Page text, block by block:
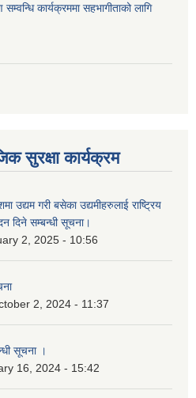
सम्वन्धि कार्यक्रममा सहभागीताको लागि
सुरक्षा कार्यक्रम
उद्यम गरी बसेका उद्यमीहरुलाई राष्‍ट्रिय
दिने सम्बन्धी सूचना।
2, 2025 - 10:56
2, 2024 - 11:37
सूचना ।
16, 2024 - 15:42